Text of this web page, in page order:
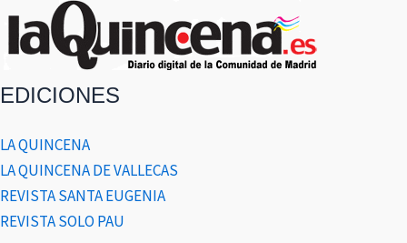
EDICIONES
LA QUINCENA
LA QUINCENA DE VALLECAS
REVISTA SANTA EUGENIA
REVISTA SOLO PAU